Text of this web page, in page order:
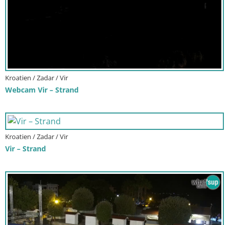
Kroatien / Zadar / Vir
Webcam Vir – Strand
Kroatien / Zadar / Vir
Vir – Strand